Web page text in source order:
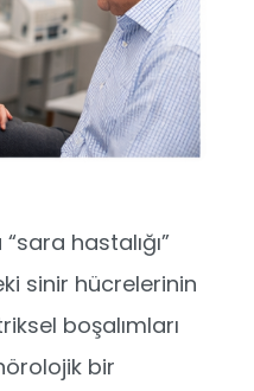
hastalığı”
sinir hücrelerinin
boşalımları
bir